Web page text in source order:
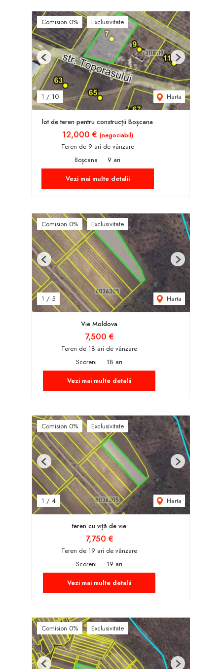
Comision 0% Exclusivitate
1 / 10 Harta
Previous Next
lot de teren pentru construcții Boșcana
12,000 € (negociabil)
Teren de 9 ari de vânzare
Boșcana
9 ari
Vezi mai multe detalii
Comision 0% Exclusivitate
1 / 5 Harta
Previous Next
Vie Moldova
7,500 €
Teren de 18 ari de vânzare
Scoreni
18 ari
Vezi mai multe detalii
Comision 0% Exclusivitate
1 / 4 Harta
Previous Next
teren cu viță de vie
7,750 €
Teren de 19 ari de vânzare
Scoreni
19 ari
Vezi mai multe detalii
Comision 0% Exclusivitate